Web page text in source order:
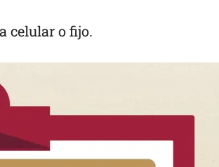
celular o fijo.